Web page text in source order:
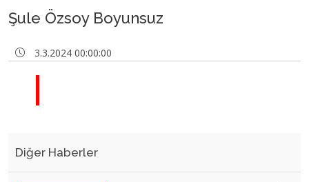
Şule Özsoy Boyunsuz
3.3.2024 00:00:00
Diğer Haberler